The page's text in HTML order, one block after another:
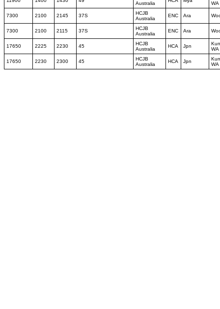
Australia
WA
7300 2100 2145 37S
HCJB
Australia
ENC Ara
7300 2100 2115 37S
HCJB
Australia
ENC Ara
17650 2225 2230 45
HCJB
Australia
HCA Jpn
WA
17650 2230 2300 45
HCJB
Australia
HCA Jpn
WA